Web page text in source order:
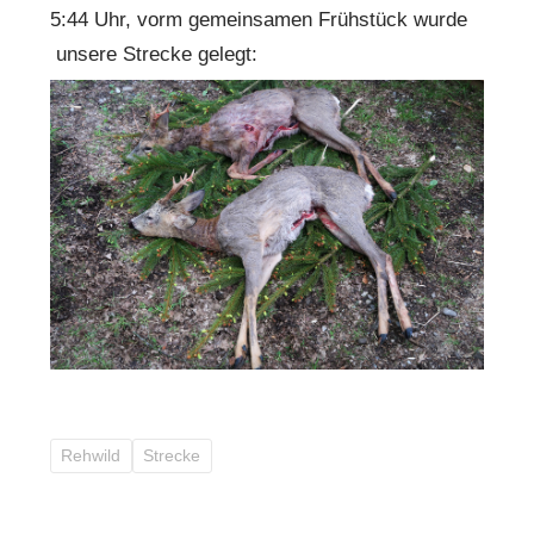
5:44 Uhr, vorm gemeinsamen Frühstück wurde
unsere Strecke gelegt:
Rehwild Strecke